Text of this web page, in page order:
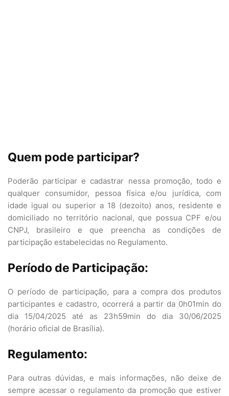
Quem pode participar?
Poderão participar e cadastrar nessa promoção, todo e
qualquer consumidor, pessoa física e/ou jurídica, com
idade igual ou superior a 18 (dezoito) anos, residente e
domiciliado no território nacional, que possua CPF e/ou
CNPJ, brasileiro e que preencha as condições de
participação estabelecidas no Regulamento.
Período de Participação:
O período de participação, para a compra dos produtos
participantes e cadastro, ocorrerá a partir da 0h01min do
dia 15/04/2025 até as 23h59min do dia 30/06/2025
(horário oficial de Brasília).
Regulamento:
Para outras dúvidas, e mais informações, não deixe de
sempre acessar o regulamento da promoção que estiver